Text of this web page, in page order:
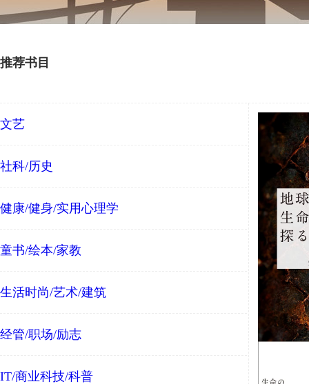
推荐书目
文艺
社科/历史
健康/健身/实用心理学
童书/绘本/家教
生活时尚/艺术/建筑
经管/职场/励志
IT/商业科技/科普